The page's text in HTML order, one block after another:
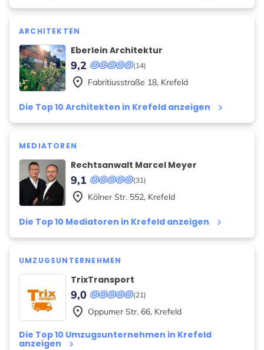
ARCHITEKTEN
Eberlein Architektur
(14)
9,2
Die Top 10 Architekten in Krefeld anzeigen keyboard_arrow_right
place Fabritiusstraße 18, Krefeld
MEDIATOREN
Rechtsanwalt Marcel Meyer
(31)
9,1
Die Top 10 Mediatoren in Krefeld anzeigen keyboard_arrow_right
place Kölner Str. 552, Krefeld
UMZUGSUNTERNEHMEN
TrixTransport
(21)
9,0
Die Top 10 Umzugsunternehmen in Krefeld
anzeigen keyboard_arrow_right
place Oppumer Str. 66, Krefeld